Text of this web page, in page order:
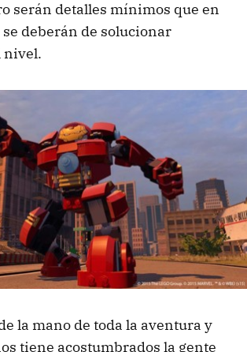
serán detalles mínimos que en
se deberán de solucionar
nivel.
la mano de toda la aventura y
tiene acostumbrados la gente